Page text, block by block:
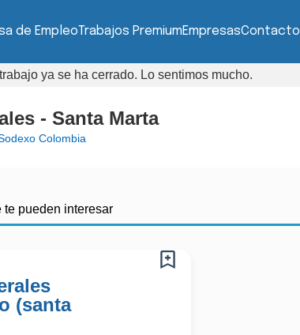
de EmpleoTrabajos PremiumEmpresasContacto
ya se ha cerrado. Lo sentimos mucho.
- Santa Marta
Colombia
te pueden interesar
(santa